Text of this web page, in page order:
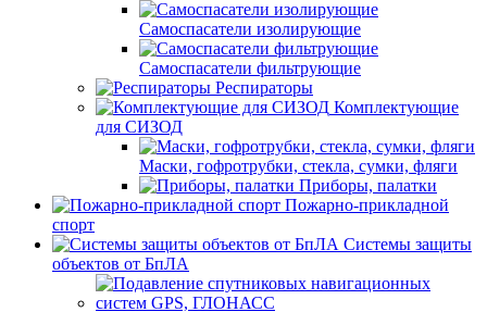
Самоспасатели изолирующие
Самоспасатели фильтрующие
Респираторы
Комплектующие
для СИЗОД
Маски, гофротрубки, стекла, сумки, фляги
Приборы, палатки
Пожарно-прикладной
спорт
Системы защиты
объектов от БпЛА